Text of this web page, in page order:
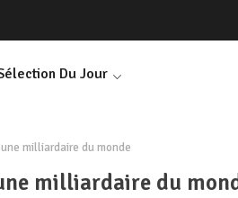
Du Jour
milliardaire du monde
milliardaire du